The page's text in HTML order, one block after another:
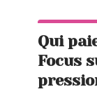
Qui
Focus